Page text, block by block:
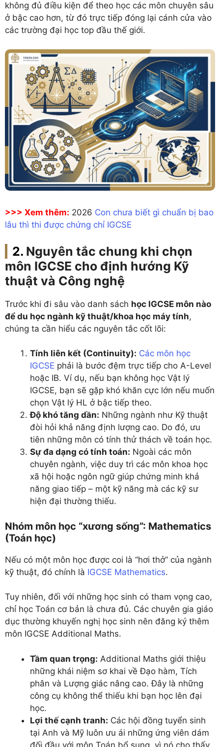
không đủ điều kiện để theo học các môn chuyên sâu
ở bậc cao hơn, từ đó trực tiếp đóng lại cánh cửa vào
các trường đại học top đầu thế giới.
>>> Xem thêm: 2026 Con chưa biết gì chuẩn bị bao
lâu thì thi được chứng chỉ IGCSE
Nguyên tắc chung khi chọn
môn IGCSE cho định hướng Kỹ
thuật và Công nghệ
Trước khi đi sâu vào danh sách học IGCSE môn nào
để du học ngành kỹ thuật/khoa học máy tính,
chúng ta cần hiểu các nguyên tắc cốt lõi:
Tính liên kết (Continuity): Các môn học
IGCSE phải là bước đệm trực tiếp cho A-Level
hoặc IB. Ví dụ, nếu bạn không học Vật lý
IGCSE, bạn sẽ gặp khó khăn cực lớn nếu muốn
chọn Vật lý HL ở bậc tiếp theo.
Độ khó tăng dần: Những ngành như Kỹ thuật
đòi hỏi khả năng định lượng cao. Do đó, ưu
tiên những môn có tính thử thách về toán học.
Sự đa dạng có tính toán: Ngoài các môn
chuyên ngành, việc duy trì các môn khoa học
xã hội hoặc ngôn ngữ giúp chứng minh khả
năng giao tiếp – một kỹ năng mà các kỹ sư
hiện đại thường thiếu.
Nhóm môn học “xương sống”: Mathematics
(Toán học)
Nếu có một môn học được coi là “hơi thở” của ngành
kỹ thuật, đó chính là IGCSE Mathematics.
Tuy nhiên, đối với những học sinh có tham vọng cao,
chỉ học Toán cơ bản là chưa đủ. Các chuyên gia giáo
dục thường khuyến nghị học sinh nên đăng ký thêm
môn IGCSE Additional Maths.
Tầm quan trọng: Additional Maths giới thiệu
những khái niệm sơ khai về Đạo hàm, Tích
phân và Lượng giác nâng cao. Đây là những
công cụ không thể thiếu khi bạn học lên đại
học.
Lợi thế cạnh tranh: Các hội đồng tuyển sinh
tại Anh và Mỹ luôn ưu ái những ứng viên dám
đối đầu với môn Toán bổ sung, vì nó cho thấy